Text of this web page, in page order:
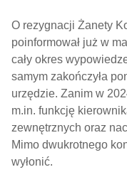
O rezygnacji Żanety
poinformował już w
cały okres
samym zakończyła
urzędzie. Zanim w
m.in. funkcję
zewnętrznych oraz
Mimo dwukrotnego
wyłonić.